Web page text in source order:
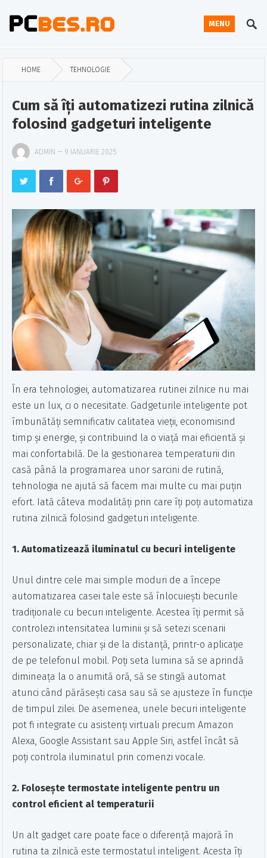
MENU
HOME TEHNOLOGIE
Cum să îți automatizezi rutina zilnică
folosind gadgeturi inteligente
ADMIN — 9 IANUARIE 2025
În era tehnologiei, automatizarea rutinei zilnice nu mai
este un lux, ci o necesitate. Gadgeturile inteligente pot
îmbunătăți semnificativ calitatea vieții, economisind
timp și energie, și contribuind la o viață mai eficientă și
mai confortabilă. De la gestionarea temperaturii din
casă până la programarea unor sarcini de rutină,
tehnologia ne ajută să facem mai multe cu mai puțin
efort. Iată câteva modalități prin care îți poți automatiza
rutina zilnică folosind gadgeturi inteligente.
1. Automatizează iluminatul cu becuri inteligente
Unul dintre cele mai simple moduri de a începe
automatizarea casei tale este să înlocuiești becurile
tradiționale cu becuri inteligente. Acestea îți permit să
controlezi intensitatea luminii și să setezi scenarii
personalizate, chiar și de la distanță, printr-o aplicație
de pe telefonul mobil. Poți seta lumina să se aprindă
dimineața la o anumită oră, să se stingă automat
atunci când părăsești casa sau să se ajusteze în funcție
de timpul zilei. De asemenea, unele becuri inteligente
pot fi integrate cu asistenți virtuali precum Amazon
Alexa, Google Assistant sau Apple Siri, astfel încât să
poți controla iluminatul prin comenzi vocale.
2. Folosește termostate inteligente pentru un
control eficient al temperaturii
Un alt gadget care poate face o diferență majoră în
rutina ta zilnică este termostatul inteligent. Acesta îți